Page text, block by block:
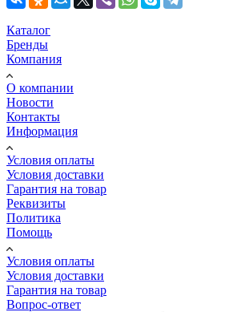
Каталог
Бренды
Компания
О компании
Новости
Контакты
Информация
Условия оплаты
Условия доставки
Гарантия на товар
Реквизиты
Политика
Помощь
Условия оплаты
Условия доставки
Гарантия на товар
Вопрос-ответ